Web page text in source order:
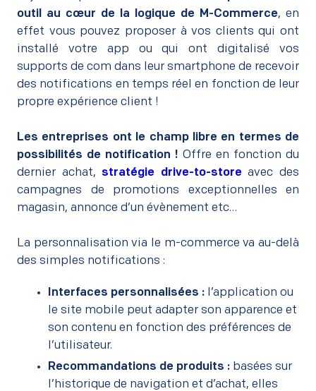
outil au cœur de la logique de M-Commerce, en
effet vous pouvez proposer à vos clients qui ont
installé votre app ou qui ont digitalisé vos
supports de com dans leur smartphone de recevoir
des notifications en temps réel en fonction de leur
propre expérience client !
Les entreprises ont le champ libre en termes de
possibilités de notification ! Offre en fonction du
dernier achat, stratégie drive-to-store avec des
campagnes de promotions exceptionnelles en
magasin, annonce d’un évènement etc…
La personnalisation via le m-commerce va au-delà
des simples notifications :
Interfaces personnalisées : l’application ou
le site mobile peut adapter son apparence et
son contenu en fonction des préférences de
l’utilisateur.
Recommandations de produits : basées sur
l’historique de navigation et d’achat, elles